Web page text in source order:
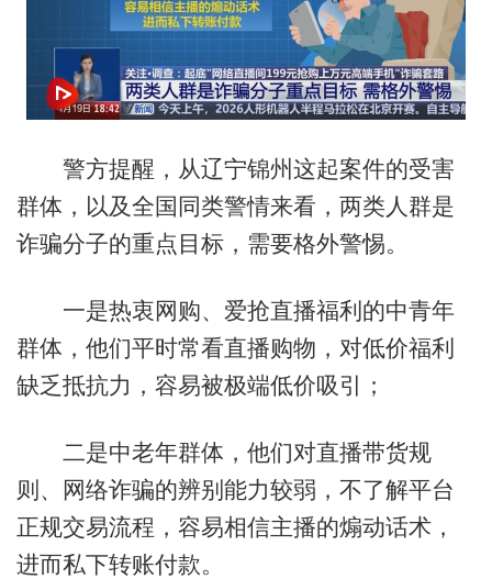
警方提醒，从辽宁锦州这起案件的受害
群体，以及全国同类警情来看，两类人群是
诈骗分子的重点目标，需要格外警惕。
一是热衷网购、爱抢直播福利的中青年
群体，他们平时常看直播购物，对低价福利
缺乏抵抗力，容易被极端低价吸引；
二是中老年群体，他们对直播带货规
则、网络诈骗的辨别能力较弱，不了解平台
正规交易流程，容易相信主播的煽动话术，
进而私下转账付款。